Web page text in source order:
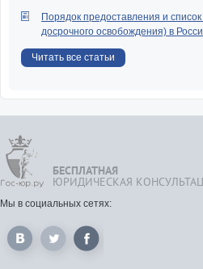
Порядок предоставления и
досрочного освобождения) в
Читать все статьи
БЕСПЛАТНАЯ
ЮРИДИЧЕСКАЯ
Мы в социальных сетях: